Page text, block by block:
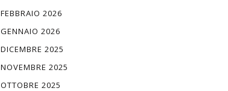
FEBBRAIO 2026
GENNAIO 2026
DICEMBRE 2025
NOVEMBRE 2025
OTTOBRE 2025